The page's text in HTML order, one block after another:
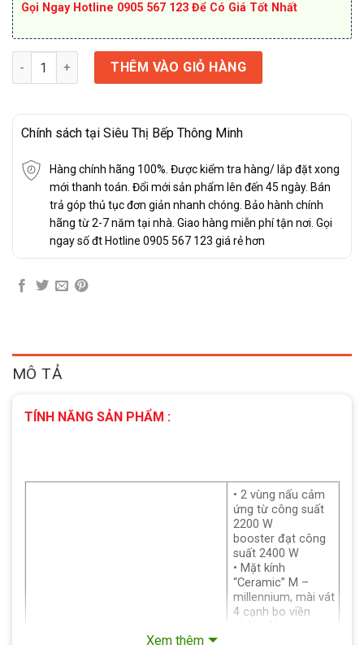
Gọi Ngay Hotline 0905 567 123 Để Có Giá Tốt Nhất
Bếp từ đôi SPELIER STL 540S số lượng
THÊM VÀO GIỎ HÀNG
Chính sách tại Siêu Thị Bếp Thông Minh
Hàng chính hãng 100%. Được kiểm tra hàng/ lắp đặt xong
mới thanh toán. Đổi mới sản phẩm lên đến 45 ngày. Bán
trả góp thủ tục đơn giản nhanh chóng. Bảo hành chính
hãng từ 2-7 năm tại nhà. Giao hàng miễn phí tận nơi. Gọi
ngay số đt Hotline 0905 567 123 giá rẻ hơn
MÔ TẢ
TÍNH NĂNG SẢN PHẨM :
• 2 vùng nấu cảm
ứng từ công suất
2200 W
booster đạt công
suất 2400 W
• Mặt kính
“Ceramic” M –
millennium, mài vát
4 cạnh bo viền
nhôm Aluminium
Xem thêm